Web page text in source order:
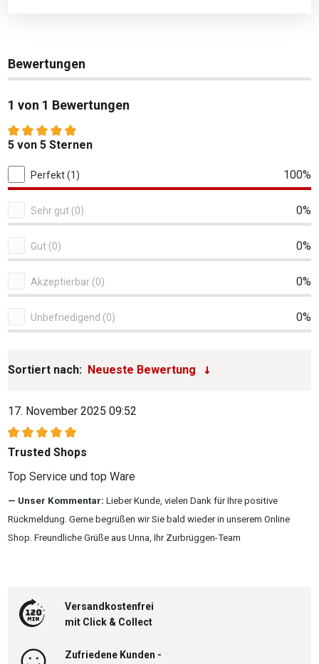
Bewertungen
1 von 1 Bewertungen
Durchschnittliche Bewertung von 5 von 5 Sternen
5 von 5 Sternen
1 von 1 Bewertungen
Perfekt (1) 100%
Sehr gut (0) 0%
Gut (0) 0%
Akzeptierbar (0) 0%
Unbefriedigend (0) 0%
Sortiert nach:
17. November 2025 09:52
Bewertung mit 5 von 5 Sternen
Trusted Shops
Top Service und top Ware
Unser Kommentar: Lieber Kunde, vielen Dank für Ihre positive
Rückmeldung. Gerne begrüßen wir Sie bald wieder in unserem Online
Shop. Freundliche Grüße aus Unna, Ihr Zurbrüggen-Team
Versandkostenfrei
mit Click & Collect
Zufriedene Kunden -